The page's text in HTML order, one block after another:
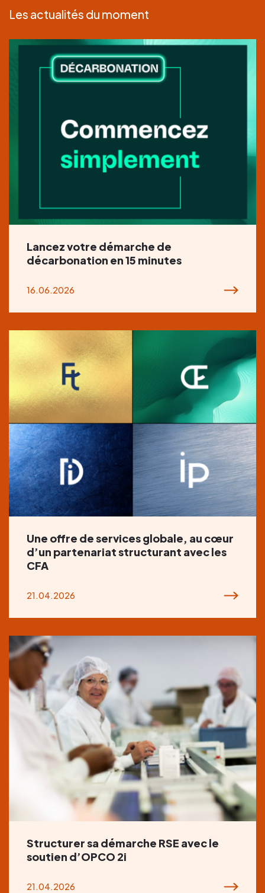
Les actualités du moment
Lancez votre démarche de
décarbonation en 15 minutes
16.06.2026
Une offre de services globale, au cœur
d’un partenariat structurant avec les
CFA
21.04.2026
Structurer sa démarche RSE avec le
soutien d’OPCO 2i
21.04.2026